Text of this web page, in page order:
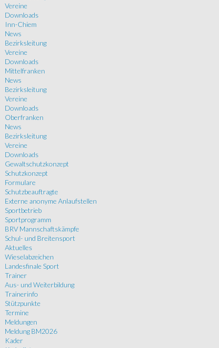
Vereine
Downloads
Inn-Chiem
News
Bezirksleitung
Vereine
Downloads
Mittelfranken
News
Bezirksleitung
Vereine
Downloads
Oberfranken
News
Bezirksleitung
Vereine
Downloads
Gewaltschutzkonzept
Schutzkonzept
Formulare
Schutzbeauftragte
Externe anonyme Anlaufstellen
Sportbetrieb
Sportprogramm
BRV Mannschaftskämpfe
Schul- und Breitensport
Aktuelles
Wieselabzeichen
Landesfinale Sport
Trainer
Aus- und Weiterbildung
Trainerinfo
Stützpunkte
Termine
Meldungen
Meldung BM2026
Kader